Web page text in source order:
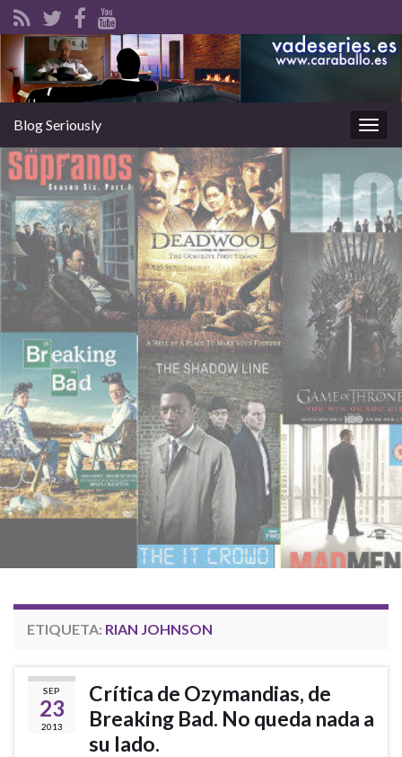
la
Blog Seriously
ETIQUETA: RIAN JOHNSON
SEP
23
2013
Crítica de Ozymandias, de
Breaking Bad. No queda nada a
su lado.